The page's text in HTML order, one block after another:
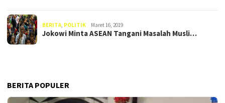
BERITA, POLITIK Maret 16, 2019
Jokowi Minta ASEAN Tangani Masalah Musli…
BERITA POPULER